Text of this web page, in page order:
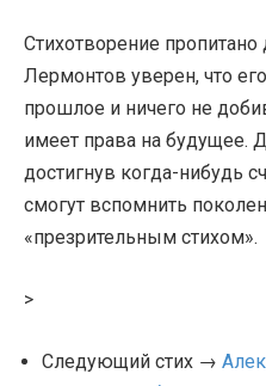
Стихотворение
Лермонтов уверен, что
прошлое и ничего не
имеет права на будущее.
достигнув когда-нибудь
смогут вспомнить
«презрительным стихом».
>
Следующий стих →